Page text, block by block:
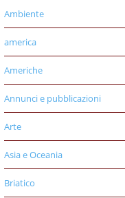
Ambiente
america
Americhe
Annunci e pubblicazioni
Arte
Asia e Oceania
Briatico